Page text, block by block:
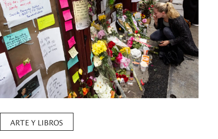
ARTE Y LIBROS